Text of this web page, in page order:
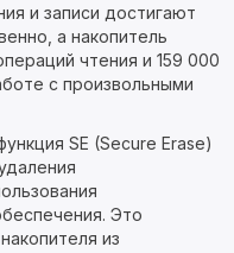
и записи достигают
а накопитель
чтения и 159 000
с произвольными
SE (Secure Erase)
Это
из